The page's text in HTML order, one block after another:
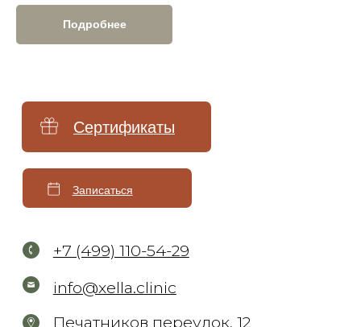
Подробнее
Контурная пластика
Биоревитализация и увлажнение
Коррекция мимических морщин
Мезотерапия
Нитевой лифтинг
Коллагенотерапия
Микротоковая терапия